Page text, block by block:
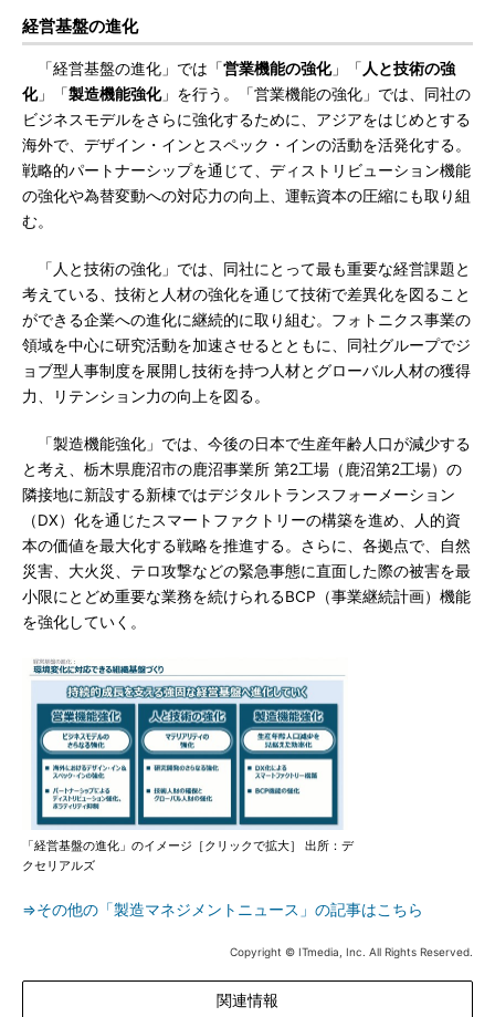
経営基盤の進化
「経営基盤の進化」では「営業機能の強化」「 人と技術の強
化」「製造機能強化」を行う。「営業機能の強化」では、同社の
ビジネスモデルをさらに強化するために、アジアをはじめとする
海外で、デザイン・インとスペック・インの活動を活発化する。
戦略的パートナーシップを通じて、ディストリビューション機能
の強化や為替変動への対応力の向上、運転資本の圧縮にも取り組
む。
「人と技術の強化」では、同社にとって最も重要な経営課題と
考えている、技術と人材の強化を通じて技術で差異化を図ること
ができる企業への進化に継続的に取り組む。フォトニクス事業の
領域を中心に研究活動を加速させるとともに、同社グループでジ
ョブ型人事制度を展開し技術を持つ人材とグローバル人材の獲得
力、リテンション力の向上を図る。
「製造機能強化」では、今後の日本で生産年齢人口が減少する
と考え、栃木県鹿沼市の鹿沼事業所 第2工場（鹿沼第2工場）の
隣接地に新設する新棟ではデジタルトランスフォーメーション
（DX）化を通じたスマートファクトリーの構築を進め、人的資
本の価値を最大化する戦略を推進する。さらに、各拠点で、自然
災害、大火災、テロ攻撃などの緊急事態に直面した際の被害を最
小限にとどめ重要な業務を続けられるBCP（事業継続計画）機能
を強化していく。
「経営基盤の進化」のイメージ［クリックで拡大］ 出所：デ
クセリアルズ
⇒その他の「製造マネジメントニュース」の記事はこちら
Copyright © ITmedia, Inc. All Rights Reserved.
関連情報